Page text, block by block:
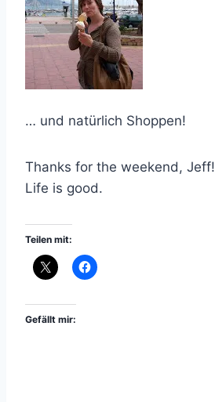
… und natürlich Shoppen!
Thanks for the weekend, Jeff!
Life is good.
Teilen mit:
Gefällt mir: